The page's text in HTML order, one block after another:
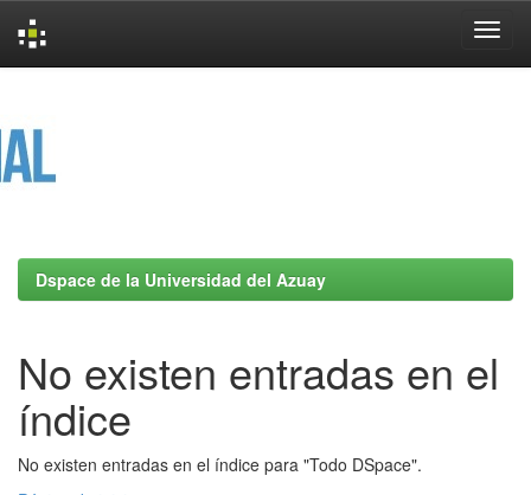
Dspace de la Universidad del Azuay
No existen entradas en el
índice
No existen entradas en el índice para "Todo DSpace".